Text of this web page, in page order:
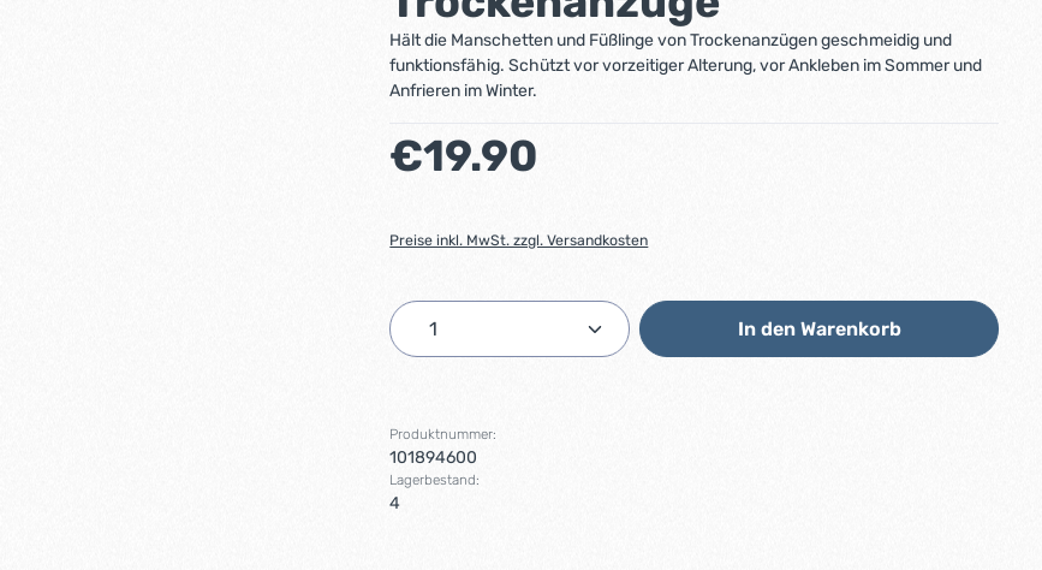
Hält die Manschetten und Füßlinge von Trockenanzügen geschmeidig und
funktionsfähig. Schützt vor vorzeitiger Alterung, vor Ankleben im Sommer und
Anfrieren im Winter.
Regulärer Preis:
€19.90
Preise inkl. MwSt. zzgl. Versandkosten
Produkt Anzahl: Gib den gewünschten Wert ein
In den Warenkorb
Produktnummer:
101894600
Lagerbestand:
4